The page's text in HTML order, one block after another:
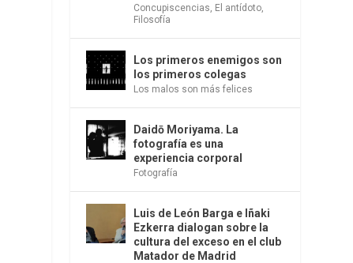
Concupiscencias El antídoto
Filosofía
Los primeros enemigos son
los primeros colegas
Los malos son más felices
Daidō Moriyama. La
fotografía es una
experiencia corporal
Fotografía
Luis de León Barga e Iñaki
Ezkerra dialogan sobre la
cultura del exceso en el club
Matador de Madrid